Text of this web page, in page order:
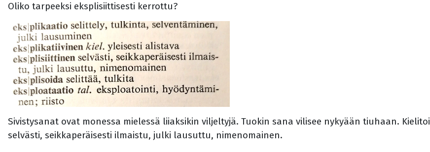
Oliko tarpeeksi eksplisiittisesti kerrottu?
Sivistysanat ovat monessa mielessä liiaksikin viljeltyjä. Tuokin sana vilisee nykyään tiuhaan.
selvästi, seikkaperäisesti ilmaistu, julki lausuttu, nimenomainen.